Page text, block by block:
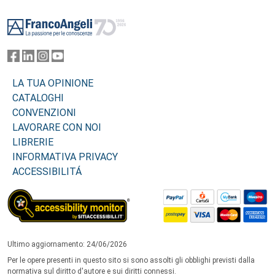
LA TUA OPINIONE
CATALOGHI
CONVENZIONI
LAVORARE CON NOI
LIBRERIE
INFORMATIVA PRIVACY
ACCESSIBILITÁ
Ultimo aggiornamento: 24/06/2026
Per le opere presenti in questo sito si sono assolti gli obblighi previsti dalla
normativa sul diritto d'autore e sui diritti connessi.